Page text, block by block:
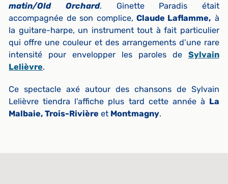
matin/Old Orchard. Ginette Paradis était
accompagnée de son complice, Claude Laflamme, à
la guitare-harpe, un instrument tout à fait particulier
qui offre une couleur et des arrangements d’une rare
intensité pour envelopper les paroles de Sylvain
Lelièvre.
Ce spectacle axé autour des chansons de Sylvain
Lelièvre tiendra l’affiche plus tard cette année à La
Malbaie, Trois-Rivière et Montmagny.